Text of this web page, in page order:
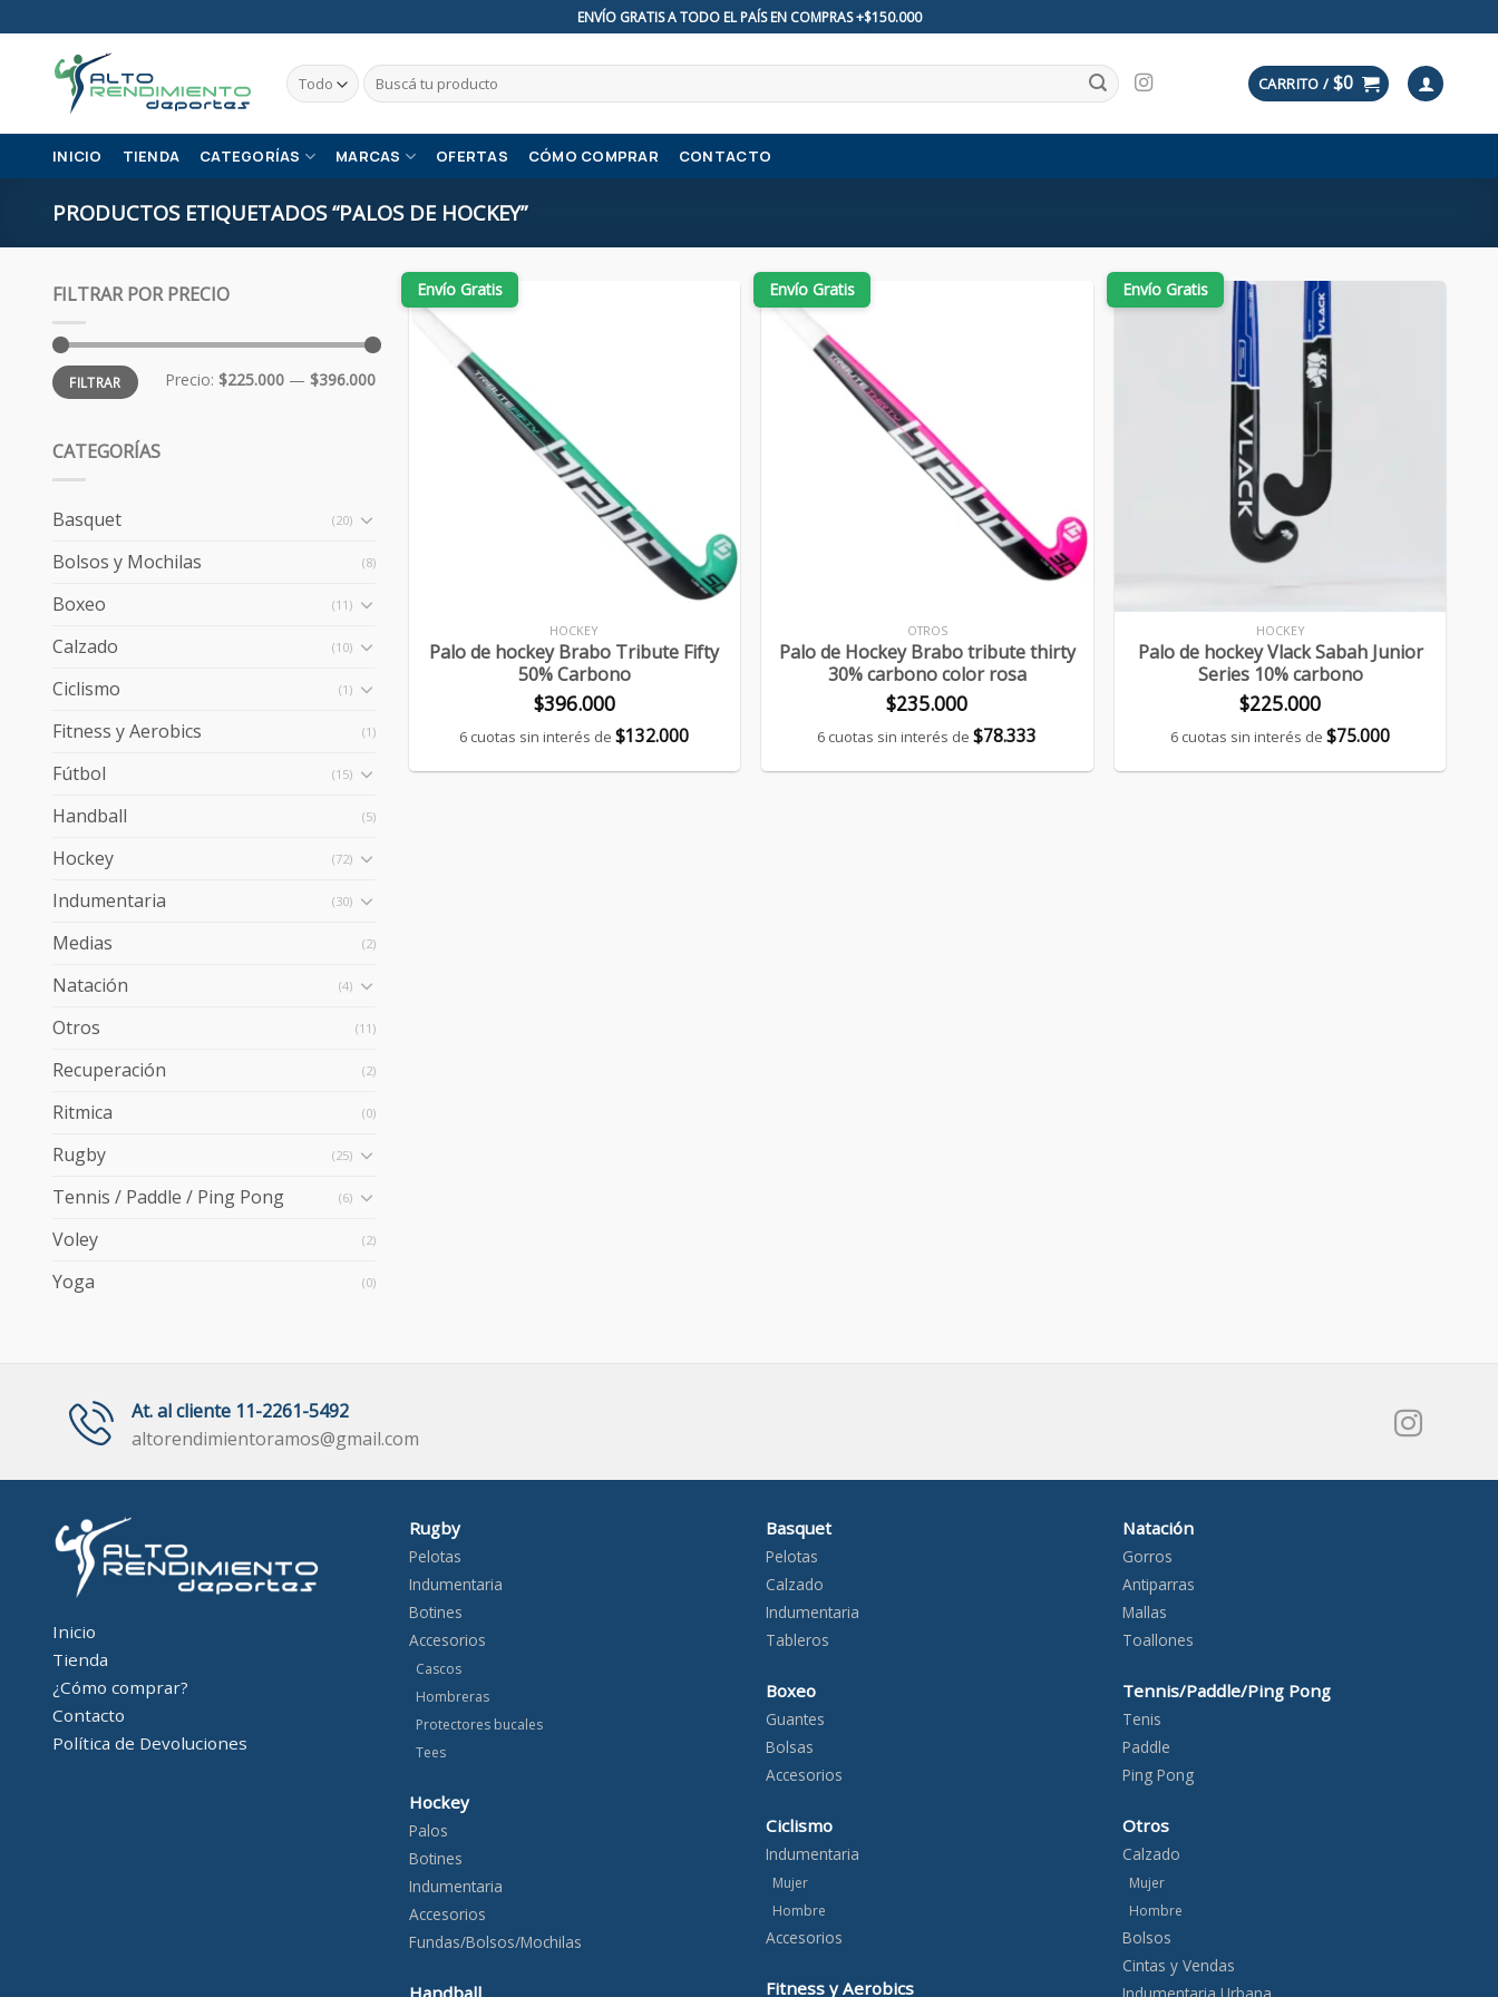
to
content
ENVÍO GRATIS A TODO EL PAÍS EN COMPRAS +$150.000
Buscar
por:
CARRITO / $0
INICIO TIENDA CATEGORÍAS MARCAS OFERTAS CÓMO COMPRAR CONTACTO
PRODUCTOS ETIQUETADOS “PALOS DE HOCKEY”
FILTRAR POR PRECIO
Precio
mínimo
Precio
máximo
FILTRAR Precio: $225.000 — $396.000
CATEGORÍAS
Basquet (20)
Bolsos y Mochilas (8)
Boxeo (11)
Calzado (10)
Ciclismo (1)
Fitness y Aerobics (1)
Fútbol (15)
Handball (5)
Hockey (72)
Indumentaria (30)
Medias (2)
Natación (4)
Otros (11)
Recuperación (2)
Ritmica (0)
Rugby (25)
Tennis / Paddle / Ping Pong (6)
Voley (2)
Yoga (0)
Envío Gratis
HOCKEY
Palo de hockey Brabo Tribute Fifty
50% Carbono
$396.000
6 cuotas sin interés de$132.000
Envío Gratis
OTROS
Palo de Hockey Brabo tribute thirty
30% carbono color rosa
$235.000
6 cuotas sin interés de$78.333
Envío Gratis
HOCKEY
Palo de hockey Vlack Sabah Junior
Series 10% carbono
$225.000
6 cuotas sin interés de$75.000
At. al cliente 11-2261-5492
altorendimientoramos@gmail.com
Inicio
Tienda
¿Cómo comprar?
Contacto
Política de Devoluciones
Rugby
Pelotas
Indumentaria
Botines
Accesorios
Cascos
Hombreras
Protectores bucales
Tees
Hockey
Palos
Botines
Indumentaria
Accesorios
Fundas/Bolsos/Mochilas
Handball
Basquet
Pelotas
Calzado
Indumentaria
Tableros
Boxeo
Guantes
Bolsas
Accesorios
Ciclismo
Indumentaria
Mujer
Hombre
Accesorios
Fitness y Aerobics
Natación
Gorros
Antiparras
Mallas
Toallones
Tennis/Paddle/Ping Pong
Tenis
Paddle
Ping Pong
Otros
Calzado
Mujer
Hombre
Bolsos
Cintas y Vendas